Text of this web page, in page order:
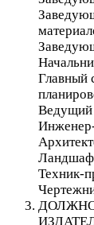
Главный
Ведущий
Техник-